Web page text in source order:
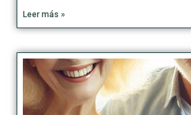
Leer más »